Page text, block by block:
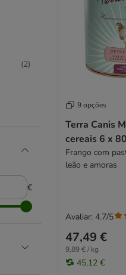
(2)
€
9 opções
Terra Canis
cereais 6 x
Frango com
leão e amoras
47,49 €
9,89 € / kg
45,12 €
Avaliar: 4.7/5